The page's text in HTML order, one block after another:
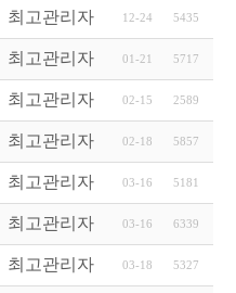
개발기금 융자 시행 안내
최고관리자 12-24 5435
금 신용보증부 운영자금 특
최고관리자 01-21 5717
어! 운영 여행사 공모 안내
최고관리자 02-15 2589
가요원 선발 안내
최고관리자 02-18 5857
흥기금 지원 계획 공고(융
최고관리자 03-16 5181
진흥기금 지원 계획 공고(보
최고관리자 03-16 6339
업계 특별관' 민간여행업계
최고관리자 03-18 5327